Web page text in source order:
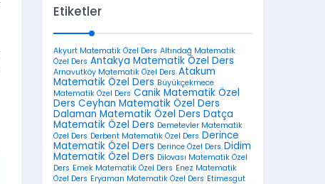
Etiketler
Akyurt Matematik Özel Ders Altındağ Matematik
Özel Ders Antakya Matematik Özel Ders
Arnavutköy Matematik Özel Ders Atakum
Matematik Özel Ders
Büyükçekmece
Matematik Özel Ders Canik Matematik Özel
Ders Ceyhan Matematik Özel Ders
Dalaman Matematik Özel Ders Datça
Matematik Özel Ders
Demetevler Matematik
Özel Ders
Derbent Matematik Özel Ders
Derince
Matematik Özel Ders
Derince Özel Ders
Didim
Matematik Özel Ders
Dilovası Matematik Özel
Ders
Emek Matematik Özel Ders
Enez Matematik
Özel Ders
Eryaman Matematik Özel Ders
Etimesgut